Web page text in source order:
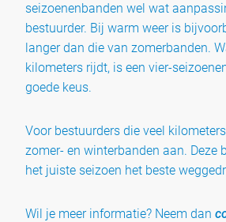
seizoenenbanden wel wat
bestuurder. Bij warm weer is
langer dan die van zomerbanden.
kilometers rijdt, is een vier-
goede keus.
Voor bestuurders die veel
zomer- en winterbanden aan. Deze
het juiste seizoen het beste
Wil je meer informatie? Neem dan